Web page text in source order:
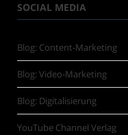
SOCIAL MEDIA
Blog: Content-Marketing
Blog: Video-Marketing
Blog: Digitalisierung
YouTube Channel Verlag